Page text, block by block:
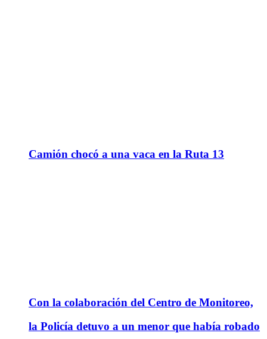
Camión chocó a una vaca en la Ruta 13
Con la colaboración del Centro de Monitoreo,
la Policía detuvo a un menor que había robado